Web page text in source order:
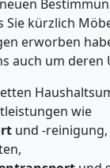
Sie kürzlich
erworben
auch um deren
wie
und -